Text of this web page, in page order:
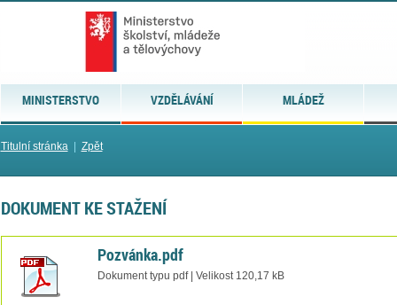
MINISTERSTVO VZDĚLÁVÁNÍ MLÁDEŽ
Titulní stránka| Zpět
DOKUMENT KE STAŽENÍ
Pozvánka.pdf
Dokument typu pdf | Velikost 120,17 kB